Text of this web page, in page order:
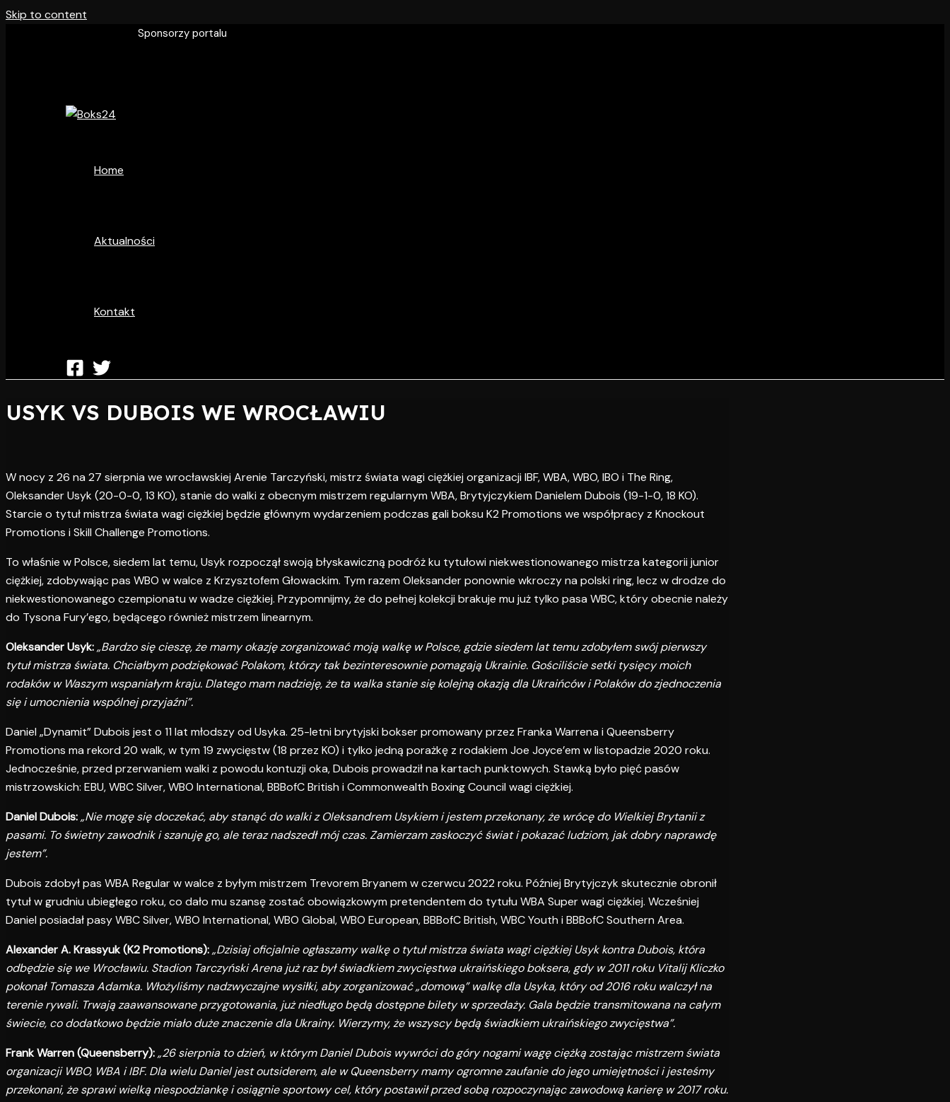
Skip to content
Sponsorzy portalu
Home
Aktualności
Kontakt
USYK VS DUBOIS WE WROCŁAWIU
W nocy z 26 na 27 sierpnia we wrocławskiej Arenie Tarczyński, mistrz świata wagi ciężkiej organizacji IBF, WBA, WBO, IBO i The Ring,
Oleksander Usyk (20-0-0, 13 KO), stanie do walki z obecnym mistrzem regularnym WBA, Brytyjczykiem Danielem Dubois (19-1-0, 18 KO).
Starcie o tytuł mistrza świata wagi ciężkiej będzie głównym wydarzeniem podczas gali boksu K2 Promotions we współpracy z Knockout
Promotions i Skill Challenge Promotions.
To właśnie w Polsce, siedem lat temu, Usyk rozpoczął swoją błyskawiczną podróż ku tytułowi niekwestionowanego mistrza kategorii junior
ciężkiej, zdobywając pas WBO w walce z Krzysztofem Głowackim. Tym razem Oleksander ponownie wkroczy na polski ring, lecz w drodze do
niekwestionowanego czempionatu w wadze ciężkiej. Przypomnijmy, że do pełnej kolekcji brakuje mu już tylko pasa WBC, który obecnie należy
do Tysona Fury’ego, będącego również mistrzem linearnym.
Oleksander Usyk:„Bardzo się cieszę, że mamy okazję zorganizować moją walkę w Polsce, gdzie siedem lat temu zdobyłem swój pierwszy
tytuł mistrza świata. Chciałbym podziękować Polakom, którzy tak bezinteresownie pomagają Ukrainie. Gościliście setki tysięcy moich
rodaków w Waszym wspaniałym kraju. Dlatego mam nadzieję, że ta walka stanie się kolejną okazją dla Ukraińców i Polaków do zjednoczenia
się i umocnienia wspólnej przyjaźni”.
Daniel „Dynamit” Dubois jest o 11 lat młodszy od Usyka. 25-letni brytyjski bokser promowany przez Franka Warrena i Queensberry
Promotions ma rekord 20 walk, w tym 19 zwycięstw (18 przez KO) i tylko jedną porażkę z rodakiem Joe Joyce’em w listopadzie 2020 roku.
Jednocześnie, przed przerwaniem walki z powodu kontuzji oka, Dubois prowadził na kartach punktowych. Stawką było pięć pasów
mistrzowskich: EBU, WBC Silver, WBO International, BBBofC British i Commonwealth Boxing Council wagi ciężkiej.
Daniel Dubois:„Nie mogę się doczekać, aby stanąć do walki z Oleksandrem Usykiem i jestem przekonany, że wrócę do Wielkiej Brytanii z
pasami. To świetny zawodnik i szanuję go, ale teraz nadszedł mój czas. Zamierzam zaskoczyć świat i pokazać ludziom, jak dobry naprawdę
jestem”.
Dubois zdobył pas WBA Regular w walce z byłym mistrzem Trevorem Bryanem w czerwcu 2022 roku. Później Brytyjczyk skutecznie obronił
tytuł w grudniu ubiegłego roku, co dało mu szansę zostać obowiązkowym pretendentem do tytułu WBA Super wagi ciężkiej. Wcześniej
Daniel posiadał pasy WBC Silver, WBO International, WBO Global, WBO European, BBBofC British, WBC Youth i BBBofC Southern Area.
Alexander A. Krassyuk (K2 Promotions):„Dzisiaj oficjalnie ogłaszamy walkę o tytuł mistrza świata wagi ciężkiej Usyk kontra Dubois, która
odbędzie się we Wrocławiu. Stadion Tarczyński Arena już raz był świadkiem zwycięstwa ukraińskiego boksera, gdy w 2011 roku Vitalij Kliczko
pokonał Tomasza Adamka. Włożyliśmy nadzwyczajne wysiłki, aby zorganizować „domową” walkę dla Usyka, który od 2016 roku walczył na
terenie rywali. Trwają zaawansowane przygotowania, już niedługo będą dostępne bilety w sprzedaży. Gala będzie transmitowana na całym
świecie, co dodatkowo będzie miało duże znaczenie dla Ukrainy. Wierzymy, że wszyscy będą świadkiem ukraińskiego zwycięstwa”.
Frank Warren (Queensberry):„26 sierpnia to dzień, w którym Daniel Dubois wywróci do góry nogami wagę ciężką zostając mistrzem świata
organizacji WBO, WBA i IBF. Dla wielu Daniel jest outsiderem, ale w Queensberry mamy ogromne zaufanie do jego umiejętności i jesteśmy
przekonani, że sprawi wielką niespodziankę i osiągnie sportowy cel, który postawił przed sobą rozpoczynając zawodową karierę w 2017 roku.